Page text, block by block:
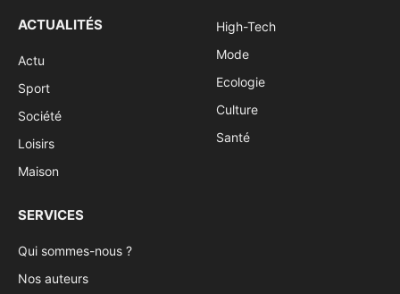
ACTUALITÉS
Actu
Sport
Société
Loisirs
Maison
High-Tech
Mode
Ecologie
Culture
Santé
SERVICES
Qui sommes-nous ?
Nos auteurs